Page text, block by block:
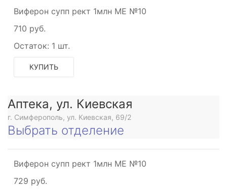
Виферон супп рект 1млн МЕ №10
710 руб.
Остаток: 1 шт.
КУПИТЬ
Аптека, ул. Киевская
г. Симферополь, ул. Киевская, 69/2
Выбрать отделение
Виферон супп рект 1млн МЕ №10
729 руб.